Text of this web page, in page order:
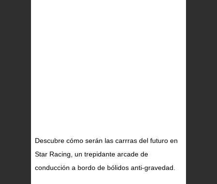
Descubre cómo serán las carrras del futuro en
Star Racing, un trepidante arcade de
conducción a bordo de bólidos anti-gravedad.